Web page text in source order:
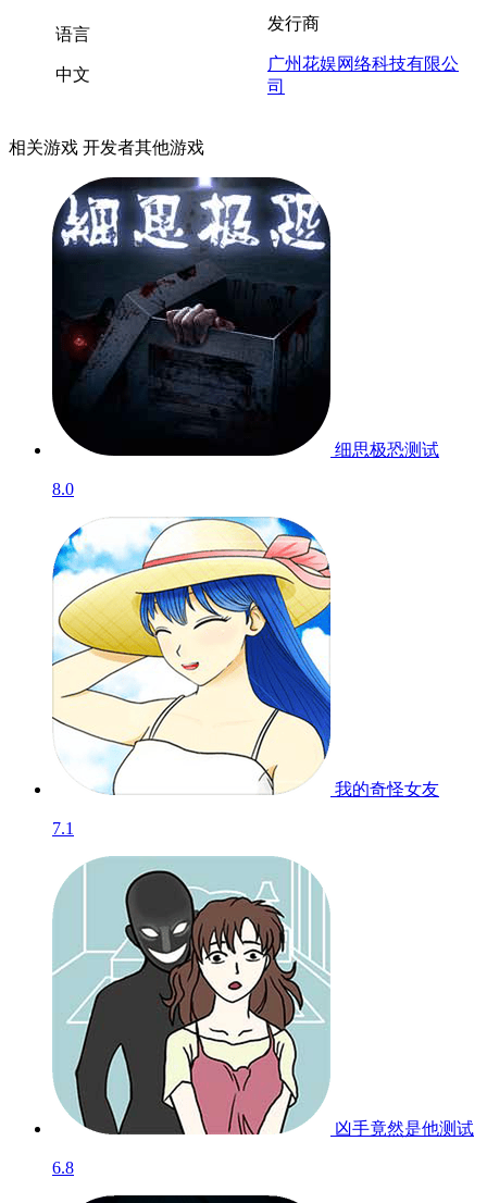
语言
中文
发行商
广州花娱网络科技有限公
司
相关游戏 开发者其他游戏
细思极恐测试
8.0
我的奇怪女友
7.1
凶手竟然是他测试
6.8